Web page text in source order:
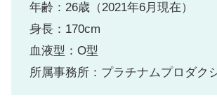
年齢：26歳（2021年6月現在）
身長：170cm
血液型：O型
所属事務所：プラチナムプロダク